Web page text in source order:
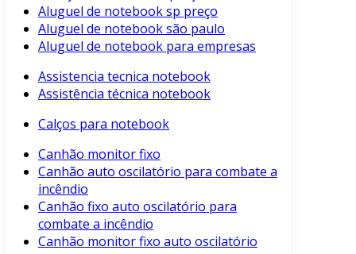
Aluguel de notebook sp preço
Aluguel de notebook são paulo
Aluguel de notebook para empresas
Assistencia tecnica notebook
Assistência técnica notebook
Calços para notebook
Canhão monitor fixo
Canhão auto oscilatório para combate a
incêndio
Canhão fixo auto oscilatório para
combate a incêndio
Canhão monitor fixo auto oscilatório